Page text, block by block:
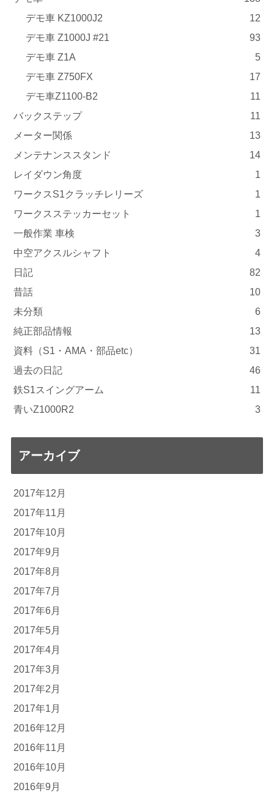
デモ車 KZ1000J2
12
デモ車 Z1000J #21
93
デモ車 Z1A
5
デモ車 Z750FX
17
デモ車Z1100-B2
11
バックステップ
11
メーター関係
13
メンテナンススタンド
14
レイダウン角度
1
ワークスS1クラッチレリーズ
1
ワークスステッカーセット
1
一般作業 車検
3
中空アクスルシャフト
4
日記
82
昔話
10
未分類
6
純正部品情報
13
資料（S1・AMA・部品etc）
31
過去の日記
46
鉄S1スイングアーム
11
青いZ1000R2
3
アーカイブ
2017年12月
2017年11月
2017年10月
2017年9月
2017年8月
2017年7月
2017年6月
2017年5月
2017年4月
2017年3月
2017年2月
2017年1月
2016年12月
2016年11月
2016年10月
2016年9月